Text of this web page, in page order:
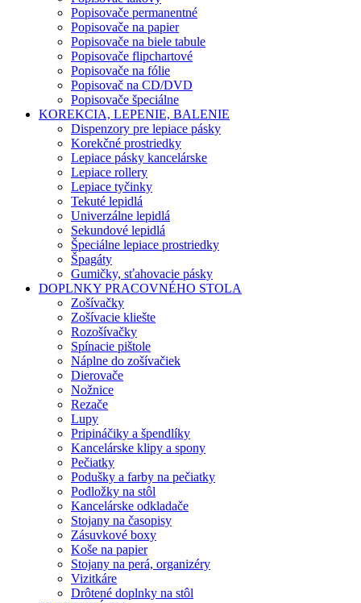
Popisovače permanentné
Popisovače na papier
Popisovače na biele tabule
Popisovače flipchartové
Popisovače na fólie
Popisovač na CD/DVD
Popisovače špeciálne
KOREKCIA, LEPENIE, BALENIE
Dispenzory pre lepiace pásky
Korekčné prostriedky
Lepiace pásky kancelárske
Lepiace rollery
Lepiace tyčinky
Tekuté lepidlá
Univerzálne lepidlá
Sekundové lepidlá
Špeciálne lepiace prostriedky
Špagáty
Gumičky, sťahovacie pásky
DOPLNKY PRACOVNÉHO STOLA
Zošívačky
Zošívacie kliešte
Rozošívačky
Spínacie pištole
Náplne do zošívačiek
Dierovače
Nožnice
Rezače
Lupy
Pripináčiky a špendlíky
Kancelárske klipy a spony
Pečiatky
Podušky a farby na pečiatky
Podložky na stôl
Kancelárske odkladače
Stojany na časopisy
Zásuvkové boxy
Koše na papier
Stojany na perá, organizéry
Vizitkáre
Drôtené doplnky na stôl